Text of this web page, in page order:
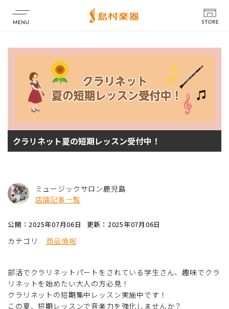
店舗情報
クラリネット夏の短期レッスン受付中！
ミュージックサロン鹿児島
店舗記事一覧
公開：2025年07月06日 更新：2025年07月06日
カテゴリ 商品情報
部活でクラリネットパートをされている学生さん、趣味でクラ
リネットを始めたい大人の方必見！
クラリネットの短期集中レッスン実施中です！
この夏、短期レッスンで音楽力を強化しませんか？